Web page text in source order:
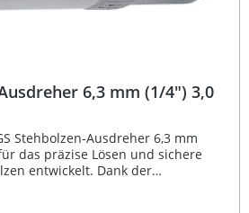
6,3 mm (1/4") 3,0
Stehbolzen-Ausdreher 6,3 mm
das präzise Lösen und sichere
entwickelt. Dank der